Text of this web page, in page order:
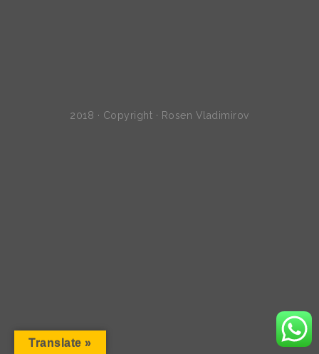
2018 · Copyright · Rosen Vladimirov
Translate »